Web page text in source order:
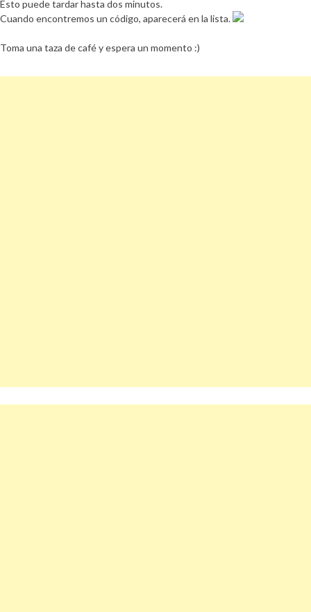
Esto puede tardar hasta dos minutos.
Cuando encontremos un código, aparecerá en la lista.
Toma una taza de café y espera un momento :)